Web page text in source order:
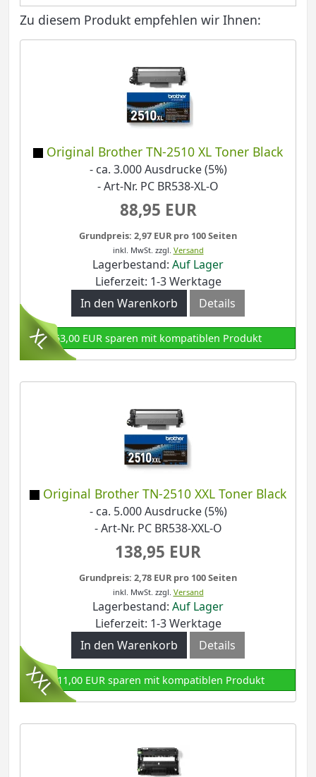
Zu diesem Produkt empfehlen wir Ihnen:
Original Brother TN-2510 XL Toner Black
- ca. 3.000 Ausdrucke (5%)
- Art-Nr. PC BR538-XL-O
88,95 EUR
Grundpreis: 2,97 EUR pro 100 Seiten
inkl. MwSt. zzgl. Versand
Lagerbestand: Auf Lager
Lieferzeit: 1-3 Werktage
In den Warenkorb
Details
63,00 EUR sparen mit kompatiblen Produkt
Original Brother TN-2510 XXL Toner Black
- ca. 5.000 Ausdrucke (5%)
- Art-Nr. PC BR538-XXL-O
138,95 EUR
Grundpreis: 2,78 EUR pro 100 Seiten
inkl. MwSt. zzgl. Versand
Lagerbestand: Auf Lager
Lieferzeit: 1-3 Werktage
In den Warenkorb
Details
111,00 EUR sparen mit kompatiblen Produkt